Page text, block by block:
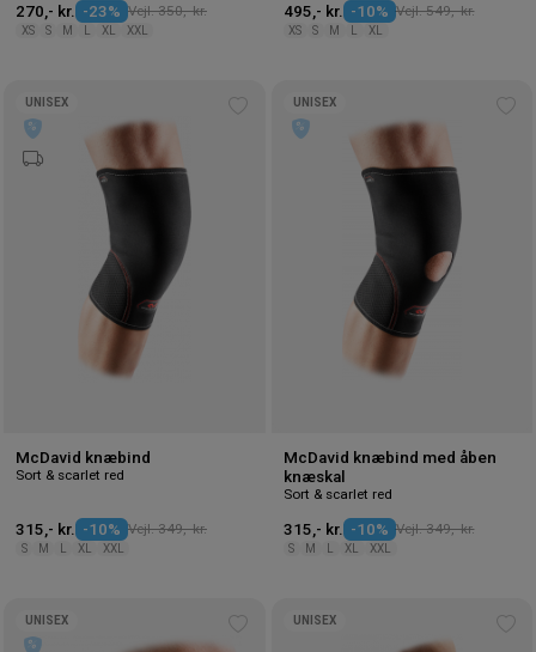
270,- kr. -23% Vejl. 350,- kr.
XS S M XL XXL
495,- kr. -10% Vejl. 549,- kr.
XS S M XL
UNISEX
McDavid knæbind
Sort & scarlet red
315,- kr. -10% Vejl. 349,- kr.
S M XL XXL
UNISEX
McDavid knæbind med åben
knæskal
Sort & scarlet red
315,- kr. -10% Vejl. 349,- kr.
S M XL XXL
UNISEX UNISEX